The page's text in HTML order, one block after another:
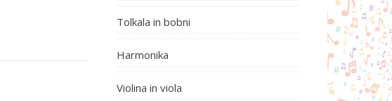
Tolkala in bobni
Harmonika
Violina in viola